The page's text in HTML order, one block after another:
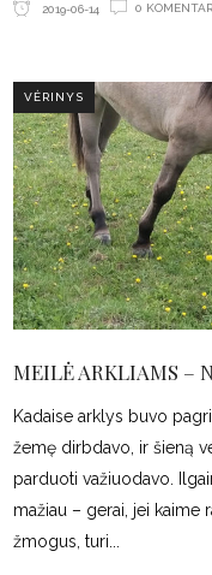
2019-06-14 0
VĖRINYS
MEILĖ ARKLIAMS –
Kadaise arklys buvo
žemę dirbdavo, ir šieną
parduoti važiuodavo.
mažiau – gerai, jei kaime
žmogus, turi